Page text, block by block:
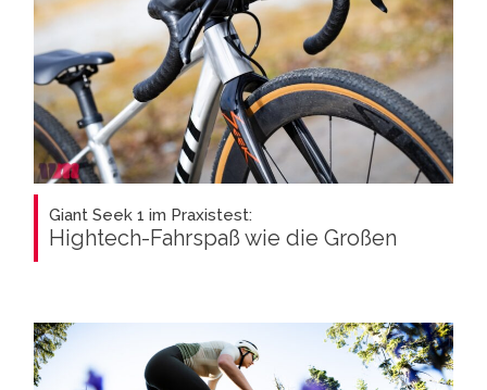
Giant Seek 1 im Praxistest:
Hightech-Fahrspaß wie die Großen